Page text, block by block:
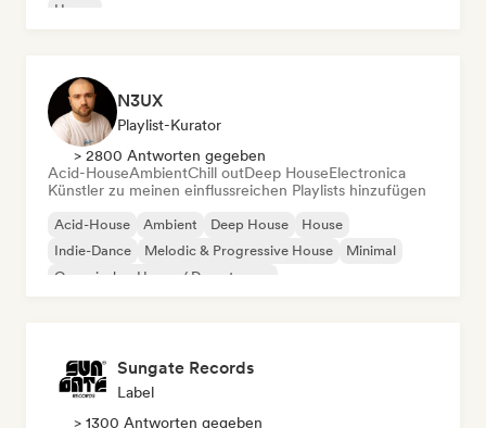
House
N3UX
Playlist-Kurator
> 2800 Antworten gegeben
Acid-HouseAmbientChill outDeep HouseElectronica
Künstler zu meinen einflussreichen Playlists hinzufügen
Acid-House Ambient Deep House
House
Indie-Dance
Melodic & Progressive House
Minimal
Organischer House / Downtempo
Sungate Records
Label
> 1300 Antworten gegeben